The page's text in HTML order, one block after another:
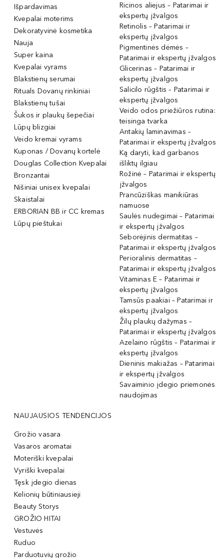
Išpardavimas
Kvepalai moterims
Dekoratyvinė kosmetika
Nauja
Super kaina
Kvepalai vyrams
Blakstienų serumai
Rituals Dovanų rinkiniai
Blakstienų tušai
Šukos ir plaukų šepečiai
Lūpų blizgiai
Veido kremai vyrams
Kuponas / Dovanų kortelė
Douglas Collection Kvepalai
Bronzantai
Nišiniai unisex kvepalai
Skaistalai
ERBORIAN BB ir CC kremas
Lūpų pieštukai
Ricinos aliejus – Patarimai ir
ekspertų įžvalgos
Retinolis – Patarimai ir
ekspertų įžvalgos
Pigmentinės dėmės –
Patarimai ir ekspertų įžvalgos
Glicerinas – Patarimai ir
ekspertų įžvalgos
Salicilo rūgštis – Patarimai ir
ekspertų įžvalgos
Veido odos priežiūros rutina:
teisinga tvarka
Antakių laminavimas –
Patarimai ir ekspertų įžvalgos
Ką daryti, kad garbanos
išliktų ilgiau
Rožinė – Patarimai ir ekspertų
įžvalgos
Prancūziškas manikiūras
namuose
Saulės nudegimai – Patarimai
ir ekspertų įžvalgos
Seborėjinis dermatitas –
Patarimai ir ekspertų įžvalgos
Perioralinis dermatitas –
Patarimai ir ekspertų įžvalgos
Vitaminas E – Patarimai ir
ekspertų įžvalgos
Tamsūs paakiai – Patarimai ir
ekspertų įžvalgos
Žilų plaukų dažymas –
Patarimai ir ekspertų įžvalgos
Azelaino rūgštis – Patarimai ir
ekspertų įžvalgos
Dieninis makiažas – Patarimai
ir ekspertų įžvalgos
Savaiminio įdegio priemonės
naudojimas
NAUJAUSIOS TENDENCIJOS
Grožio vasara
Vasaros aromatai
Moteriški kvepalai
Vyriški kvepalai
Tęsk įdegio dienas
Kelionių būtiniausieji
Beauty Storys
GROŽIO HITAI
Vestuvės
Ruduo
Parduotuvių grožio